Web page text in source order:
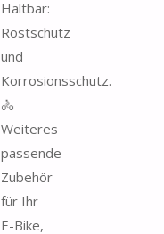
Haltbar:
Rostschutz
und
Korrosionsschutz.
🚴
Weiteres
passende
Zubehör
für Ihr
E-Bike,